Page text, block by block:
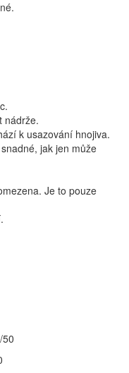
nádrže.
k usazování hnojiva.
jak jen může
Je to pouze